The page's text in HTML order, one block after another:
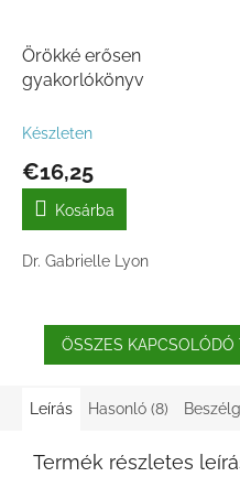
Örökké erősen
gyakorlókönyv
Készleten
€16,25
Kosárba
Dr. Gabrielle Lyon
ÖSSZES
Leírás Hasonló (8)
Termék részletes